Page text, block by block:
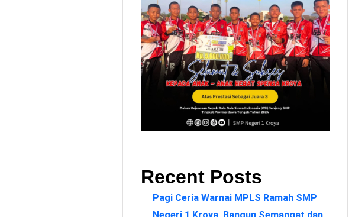
Recent Posts
Pagi Ceria Warnai MPLS Ramah SMP